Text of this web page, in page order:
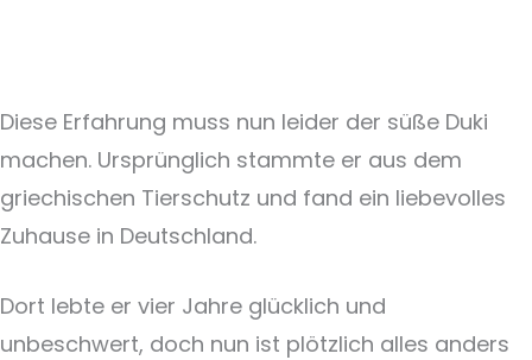
Diese Erfahrung muss nun leider der süße Duki
machen. Ursprünglich stammte er aus dem
griechischen Tierschutz und fand ein liebevolles
Zuhause in Deutschland.
Dort lebte er vier Jahre glücklich und
unbeschwert, doch nun ist plötzlich alles anders